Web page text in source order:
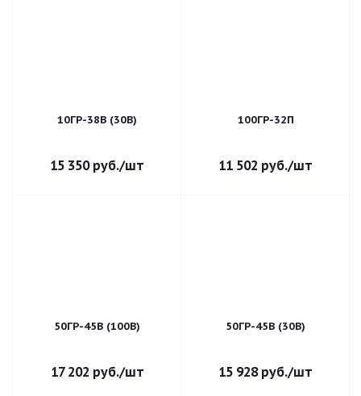
10ГР-38В (30В)
15 350руб./шт
100ГР-32П
11 502 руб./шт
50ГР-45В (100В)
17 202 руб./шт
50ГР-45В (30В)
15 928руб./шт